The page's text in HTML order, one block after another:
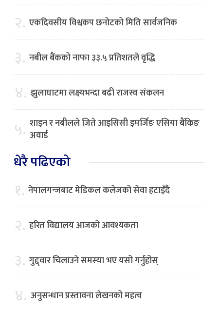
२. एकदिवसीय विश्वकप छनोटको मिति सार्वजनिक
३. नबील बैंकको नाफा ३३.५ प्रतिशतले वृद्धि
४. झुलाघाटमा लक्ष्यभन्दा बढी राजस्व संकलन
५. शाइन र नबीलले जिते आइसिसी इमर्जिङ एसिया बैंकिङ
अवार्ड
धेरै पढिएको
१. नेपालगन्जबाट मेडिकल कलेजको सेवा हटाइँदै
२. हरित विद्यालय आजको आवश्यकता
३. गुद्द्वार चिलाउने समस्या भए यसो गर्नुहोस्
४. अनुसन्धान प्रस्तावना लेखनको महत्व